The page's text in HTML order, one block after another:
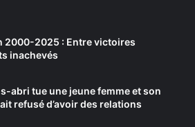
2000-2025 : Entre victoires
inachevés
abri tue une jeune femme et son
refusé d’avoir des relations